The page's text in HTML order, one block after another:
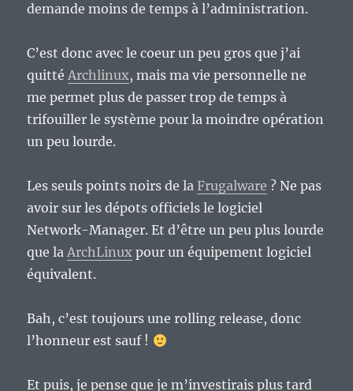
demande moins de temps à l’administration.
C’est donc avec le coeur un peu gros que j’ai
quittéArchlinux, mais ma vie personnelle ne
me permet plus de passer trop de temps à
trifouiller le système pour la moindre opération
un peu lourde.
Les seuls points noirs de laFrugalware ? Ne pas
avoir sur les dépots officiels le logiciel
Network-Manager. Et d’être un peu plus lourde
que laArchLinux pour un équipement logiciel
équivalent.
Bah, c’est toujours une rolling release, donc
l’honneur est sauf !
Et puis, je pense que je m’investirais plus tard